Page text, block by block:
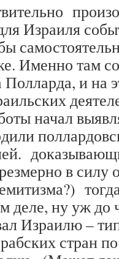
Израиля
Именно там
и на
начал
в силу
деле, ну уж до
Израилю –
стран